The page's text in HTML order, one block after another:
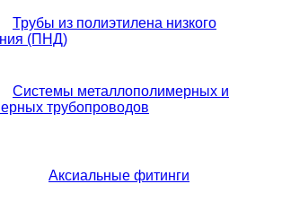
Трубы из полиэтилена низкого
(ПНД)
Системы металлополимерных и
трубопроводов
Аксиальные фитинги